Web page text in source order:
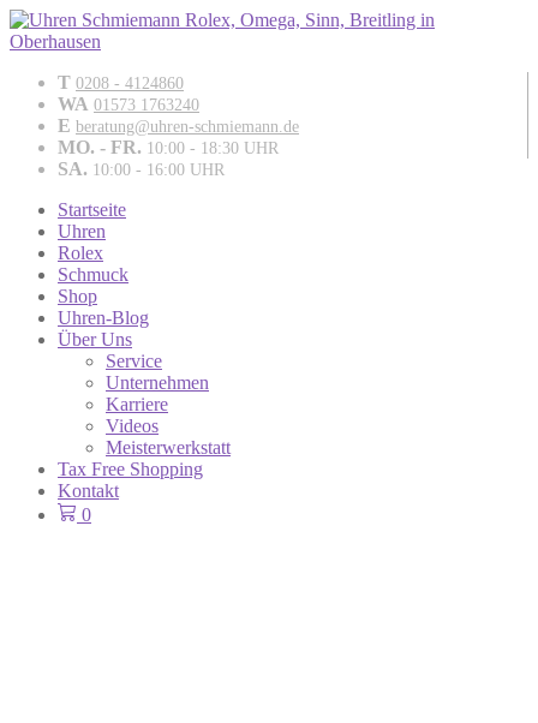
T 0208 - 4124860
WA 01573 1763240
E beratung@uhren-schmiemann.de
MO. - FR. 10:00 - 18:30 UHR
SA. 10:00 - 16:00 UHR
Startseite
Uhren
Rolex
Schmuck
Shop
Uhren-Blog
Über Uns
Service
Unternehmen
Karriere
Videos
Meisterwerkstatt
Tax Free Shopping
Kontakt
0